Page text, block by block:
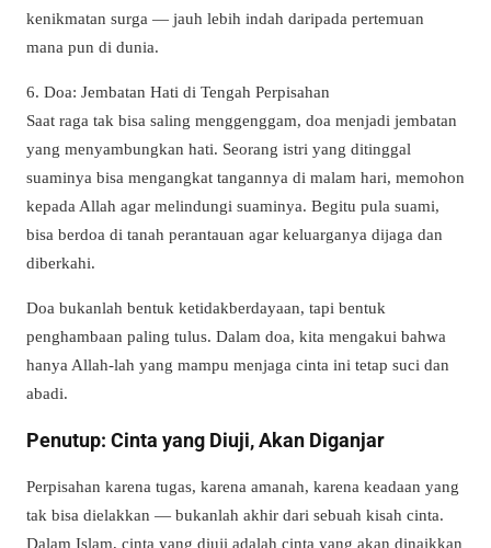
kenikmatan surga — jauh lebih indah daripada pertemuan
mana pun di dunia.
6. Doa: Jembatan Hati di Tengah Perpisahan
Saat raga tak bisa saling menggenggam, doa menjadi jembatan
yang menyambungkan hati. Seorang istri yang ditinggal
suaminya bisa mengangkat tangannya di malam hari, memohon
kepada Allah agar melindungi suaminya. Begitu pula suami,
bisa berdoa di tanah perantauan agar keluarganya dijaga dan
diberkahi.
Doa bukanlah bentuk ketidakberdayaan, tapi bentuk
penghambaan paling tulus. Dalam doa, kita mengakui bahwa
hanya Allah-lah yang mampu menjaga cinta ini tetap suci dan
abadi.
Penutup: Cinta yang Diuji, Akan Diganjar
Perpisahan karena tugas, karena amanah, karena keadaan yang
tak bisa dielakkan — bukanlah akhir dari sebuah kisah cinta.
Dalam Islam, cinta yang diuji adalah cinta yang akan dinaikkan